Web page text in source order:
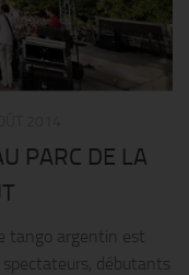
PARC DE LA
tango argentin est
spectateurs, débutants